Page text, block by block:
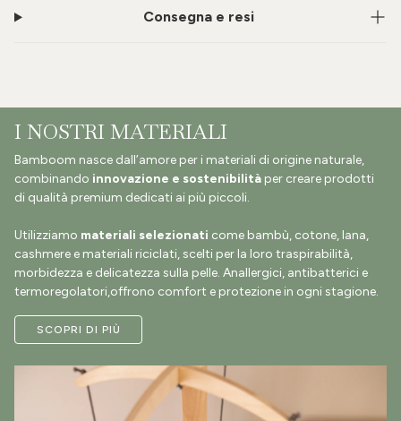
Consegna e resi
I NOSTRI MATERIALI
Bamboom nasce dall’amore per i materiali di origine naturale,
combinando innovazione e sostenibilità per creare prodotti
di qualità premium dedicati ai più piccoli.
Utilizziamo materiali selezionati come bambù, cotone, lana,
cashmere e materiali riciclati, scelti per la loro traspirabilità,
morbidezza e delicatezza sulla pelle. Anallergici, antibatterici e
termoregolatori,offrono comfort e protezione in ogni stagione.
SCOPRI DI PIÙ